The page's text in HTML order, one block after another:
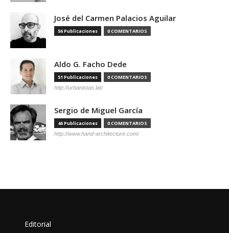
José del Carmen Palacios Aguilar
56 Publicaciones 0 COMENTARIOS
Aldo G. Facho Dede
51 Publicaciones 0 COMENTARIOS
http://urbanistas.lat/
Sergio de Miguel García
46 Publicaciones 0 COMENTARIOS
http://www.hand-architecture.com/
Editorial